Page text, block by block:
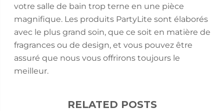
votre salle de bain trop terne en une pièce
magnifique. Les produits PartyLite sont élaborés
avec le plus grand soin, que ce soit en matière de
fragrances ou de design, et vous pouvez être
assuré que nous vous offrirons toujours le
meilleur.
RELATED POSTS